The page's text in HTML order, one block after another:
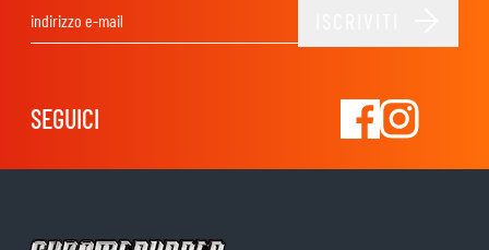
SEGUICI